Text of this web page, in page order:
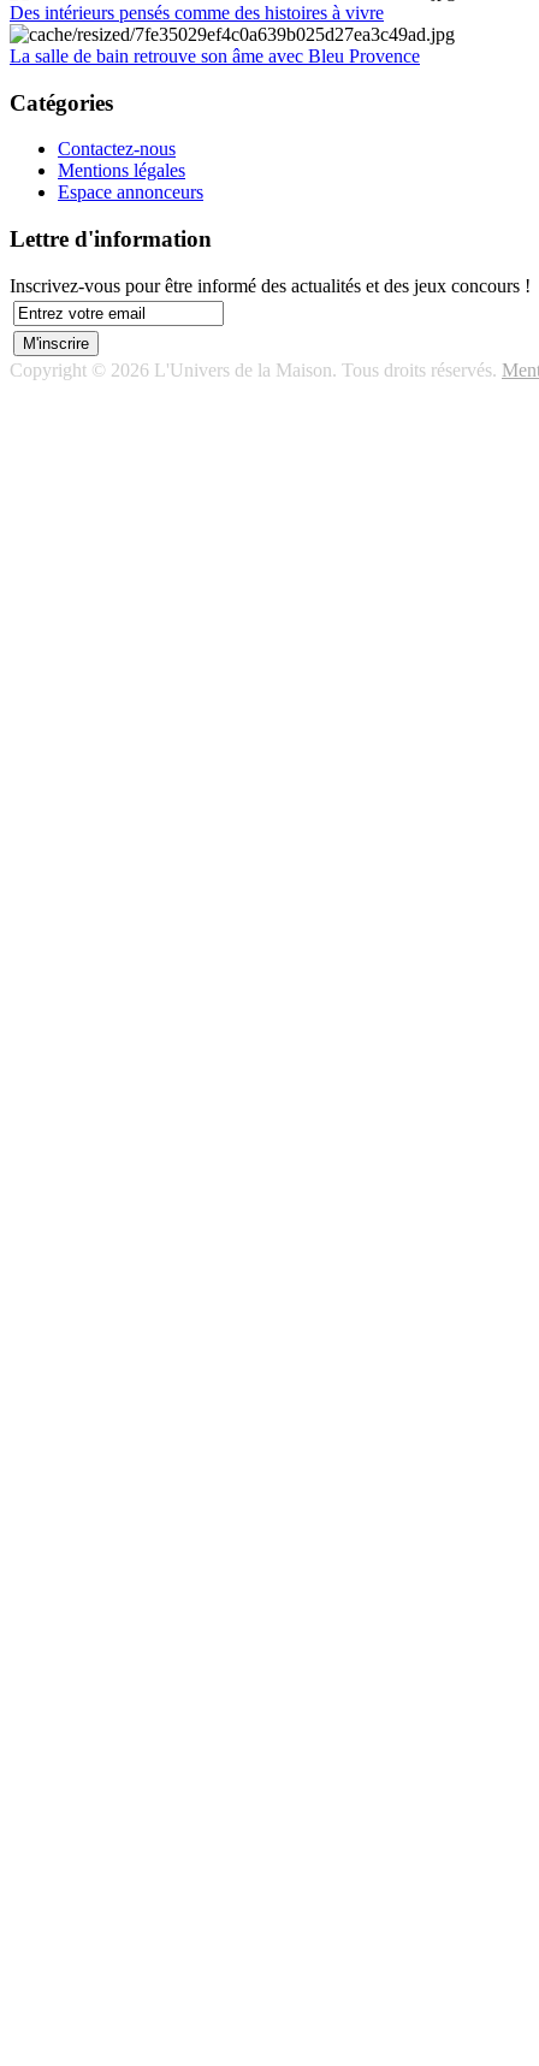
Des intérieurs pensés comme des histoires à vivre
La salle de bain retrouve son âme avec Bleu Provence
Catégories
Contactez-nous
Mentions légales
Espace annonceurs
Lettre d'information
Inscrivez-vous pour être informé des actualités et des jeux concours !
Copyright © 2026 L'Univers de la Maison. Tous droits réservés.